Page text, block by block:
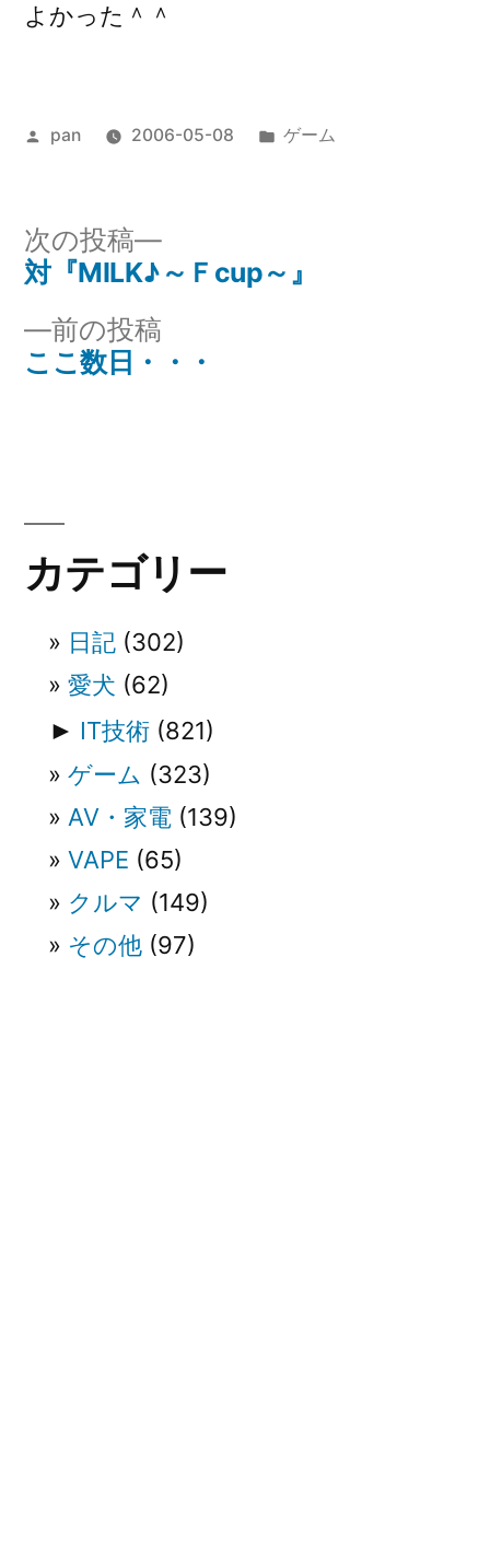
よかった＾＾
投
pan 2006-05-08
カ
ゲーム
投
稿
ー
シ
前の投稿
の
ここ数日・・・
次の投稿
次
の
対『MILK♪～Ｆcup～』
カテゴリー
日記 (302)
愛犬 (62)
► IT技術 (821)
ゲーム (323)
AV・家電 (139)
VAPE (65)
クルマ (149)
その他 (97)